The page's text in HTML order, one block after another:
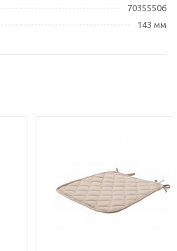
70355506
143 мм